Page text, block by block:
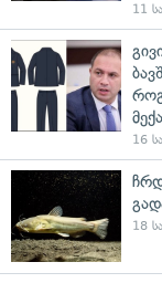
11
16
18